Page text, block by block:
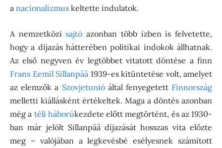
a nacionalizmus keltette indulatok.
A nemzetközisajtó azonban több ízben is felvetette,
hogy a díjazás hátterében politikai indokok állhatnak.
Az első negyven év legtöbbet vitatott döntése a finn
Frans Eemil Sillanpää 1939-es kitüntetése volt, amelyet
az elemzők a Szovjetunióáltal fenyegetett Finnország
melletti kiállásként értékeltek. Maga a döntés azonban
még a téli háborúkezdete előtt megtörtént, és az 1930-
ban már jelölt Sillanpää díjazását hosszas vita előzte
meg – valójában a legkevésbé esélyesnek számított